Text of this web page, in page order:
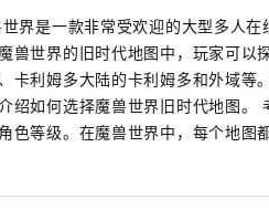
界是一款非常受欢迎的大型多人
兽世界的旧时代地图中，玩家可以
卡利姆多大陆的卡利姆多和外域等
绍如何选择魔兽世界旧时代地图。
色等级。在魔兽世界中，每个地图